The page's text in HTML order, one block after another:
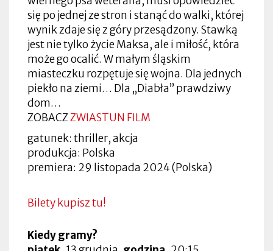
się po jednej ze stron i stanąć do walki, której
wynik zdaje się z góry przesądzony. Stawką
jest nie tylko życie Maksa, ale i miłość, która
może go ocalić. W małym śląskim
miasteczku rozpętuje się wojna. Dla jednych
piekło na ziemi… Dla „Diabła” prawdziwy
dom…
ZOBACZZWIASTUN FILM
gatunek: thriller, akcja
produkcja: Polska
premiera: 29 listopada 2024 (Polska)
Bilety kupisz tu!
Kiedy gramy?